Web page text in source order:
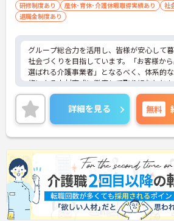
おり、有給休暇取得実績14日と休みも取り
境です
り、有給と組み合わせて海外旅行に行くス
いる職場です
・インカム導入によりスタッフ間のフリー
絡・情報共有が可能、また、睡眠センサー
サ等IoT機器を活用し、業務効率化と質の高
両立しています
・従業員満足度調査を定期実施し、スタッフ
制度に反映する文化があります
・エリアマネージャー・社長が定期的にホ
り、スタッフと直接意見交換をしています
【育児・家庭との両立を本気でサポートし
場です】
・育休取得率100%・育休後就業復帰率
児と仕事を両立できる体制が整っています
・育児短時間勤務が小学4年生まで利用でき
り長い期間サポートを受けることができます
・「くるみん」「えるぼし」「トモニン」
研修制度あり
産休･育休･介護休暇取得実績あり 社
退職金制度あり
グループ総合力を活用し、皆様が安心して
社会づくりを目指しています。「お客様か
選ばれる介護事業者」となるべく、体系的
修による人材育成に徹底して取り組むとと
内連携・コミュニケーションに努め、チー
実践を通じてあらゆるサービスにおいて常に
ベル以上の介護サービスを提供して参りま
た他社とは違い施設を先に立てるのではな
確保してから施設を立てる形となります。
材を大切にする会社でございます。ご興味
た方は面接対策ポイントや求人の詳細などお
たしますのでお気軽にお問い合わせ下さい。
詳細を見る 無料